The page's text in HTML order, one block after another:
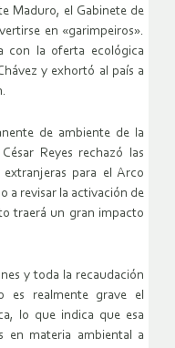
Maduro, el Gabinete de
en «garimpeiros».
con la oferta ecológica
y exhortó al país a
de ambiente de la
Reyes rechazó las
extranjeras para el Arco
a revisar la activación de
traerá un gran impacto
y toda la recaudación
es realmente grave el
lo que indica que esa
en materia ambiental a